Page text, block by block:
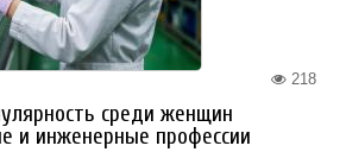
218
среди женщин
и инженерные профессии